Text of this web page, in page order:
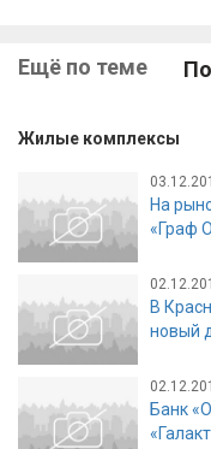
Ещё по теме
Жилые комплексы
На
«Граф
В
новый
Банк